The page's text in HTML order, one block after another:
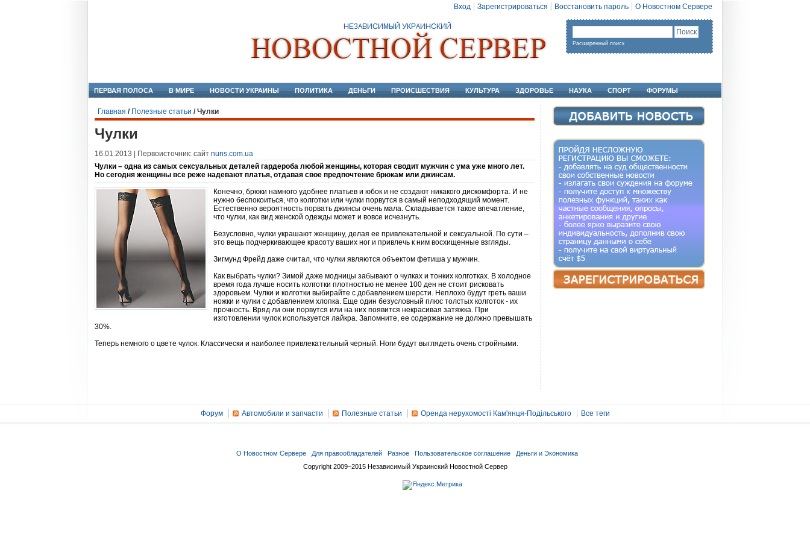
Вход Зарегистрироваться Восстановить пароль О Новостном Сервере
Расширенный поиск
ПЕРВАЯ ПОЛОСА В МИРЕ НОВОСТИ УКРАИНЫ ПОЛИТИКА ДЕНЬГИ ПРОИСШЕСТВИЯ КУЛЬТУРА ЗДОРОВЬЕ НАУКА СПОРТ ФОРУМЫ
Главная / Полезные статьи /Чулки
Чулки
16.01.2013 | Первоисточник: сайт nuns.com.ua
Чулки – одна из самых сексуальных деталей гардероба любой женщины, которая сводит мужчин с ума уже много лет.
Но сегодня женщины все реже надевают платья, отдавая свое предпочтение брюкам или джинсам.
Конечно, брюки намного удобнее платьев и юбок и не создают никакого дискомфорта. И не
нужно беспокоиться, что колготки или чулки порвутся в самый неподходящий момент.
Естественно вероятность порвать джинсы очень мала. Складывается такое впечатление,
что чулки, как вид женской одежды может и вовсе исчезнуть.
Безусловно, чулки украшают женщину, делая ее привлекательной и сексуальной. По сути –
это вещь подчеркивающее красоту ваших ног и привлечь к ним восхищенные взгляды.
Зигмунд Фрейд даже считал, что чулки являются объектом фетиша у мужчин.
Как выбрать чулки? Зимой даже модницы забывают о чулках и тонких колготках. В холодное
время года лучше носить колготки плотностью не менее 100 ден не стоит рисковать
здоровьем. Чулки и колготки выбирайте с добавлением шерсти. Неплохо будут греть ваши
ножки и чулки с добавлением хлопка. Еще один безусловный плюс толстых колготок - их
прочность. Вряд ли они порвутся или на них появится некрасивая затяжка. При
изготовлении чулок используется лайкра. Запомните, ее содержание не должно превышать
30%.
Теперь немного о цвете чулок. Классически и наиболее привлекательный черный. Ноги будут выглядеть очень стройными.
Форум Автомобили и запчасти Полезные статьи Оренда нерухомості Кам'янця-Подільського Все теги
О Новостном Сервере Для правообладателей Разное Пользовательское соглашение
Деньги и Экономика
Copyright 2009–2015 Независимый Украинский Новостной Сервер